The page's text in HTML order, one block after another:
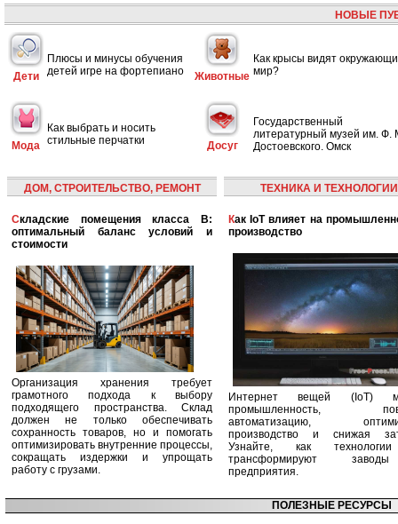
НОВЫЕ
Дети
Плюсы и минусы обучения
детей игре на фортепиано
Животные
Как крысы видят
мир?
Мода
Как выбрать и носить
стильные перчатки
Досуг
Государственный
литературный музей им. Ф.
Достоевского. Омск
ДОМ, СТРОИТЕЛЬСТВО, РЕМОНТ
Складские помещения класса B:
оптимальный баланс условий и
стоимости
Организация хранения требует
грамотного подхода к выбору
подходящего пространства. Склад
должен не только обеспечивать
сохранность товаров, но и помогать
оптимизировать внутренние процессы,
сокращать издержки и упрощать
работу с грузами.
ТЕХНИКА И ТЕХНОЛОГИИ
Как IoT влияет на промышленность и
производство
Интернет вещей (IoT)
промышленность,
автоматизацию,
производство и снижая
Узнайте, как
трансформируют
предприятия.
ПОЛЕЗНЫЕ РЕСУРСЫ